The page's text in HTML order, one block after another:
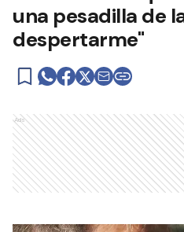
una pesadilla de
despertarme"
Ads